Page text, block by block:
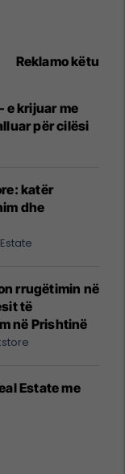
Reklamo këtu
e krijuar me
për cilësi
katër
dhe
rrugëtimin në
të
në Prishtinë
Estate me